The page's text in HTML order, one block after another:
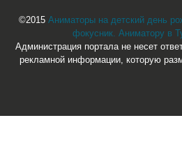
©2015 Аниматоры на детский день
фокусник. Аниматору в
Администрация портала не несет
рекламной информации, которую